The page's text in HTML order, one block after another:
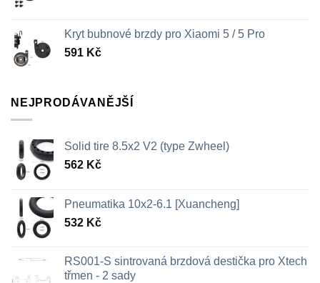
Kryt bubnové brzdy pro Xiaomi 5 / 5 Pro
591 Kč
NEJPRODÁVANĚJŠÍ
Solid tire 8.5x2 V2 (type Zwheel)
562 Kč
Pneumatika 10x2-6.1 [Xuancheng]
532 Kč
RS001-S sintrovaná brzdová destička pro Xtech
třmen - 2 sady